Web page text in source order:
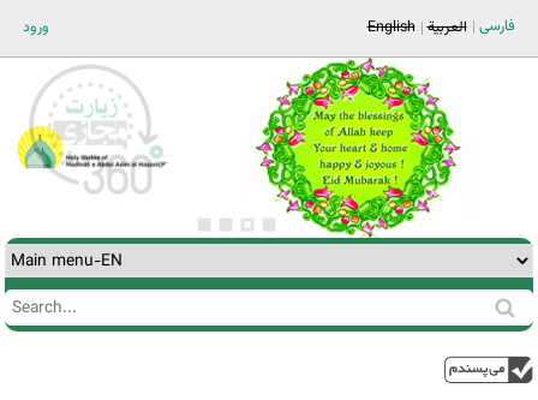
ورود فارسی العربية English
Search
Search